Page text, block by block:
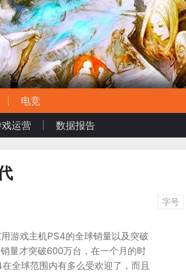
电竞
运营 数据报告
字号
游戏主机PS4的全球销量以及突破
量才突破600万台，在一个月的时
全球范围内有多么受欢迎了，而且